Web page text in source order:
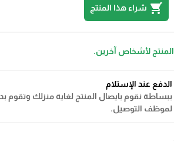
shopping_cart شراء هذا المنتج
لأشخاص آخرين.
الدفع عند الإستلام
ببساطة نقوم بايصال المنتج لغاية منزلك وتقوم
لموظف التوصيل.